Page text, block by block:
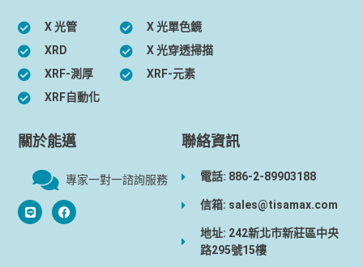
X 光管
XRD
XRF-測厚
XRF自動化
X 光單色鏡
X 光穿透掃描
XRF-元素
關於能邁
專家一對一諮詢服務
聯絡資訊
電話: 886-2-89903188
信箱: sales@tisamax.com
地址: 242新北市新莊區中央
路295號15樓